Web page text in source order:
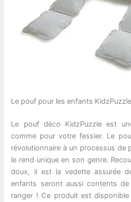
Le pouf pour les enfants KidzPuzzle
Le pouf déco KidzPuzzle est
comme pour votre fessier. Le
révolutionnaire à un processus de
le rend unique en son genre.
doux, il est la vedette assurée
enfants seront aussi contents
ranger ! Ce produit est